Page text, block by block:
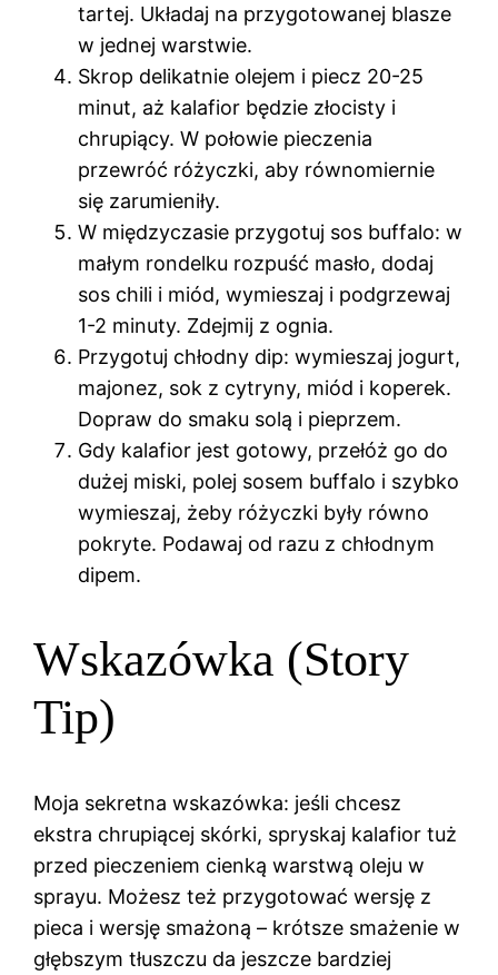
tartej. Układaj na przygotowanej blasze
w jednej warstwie.
Skrop delikatnie olejem i piecz 20-25
minut, aż kalafior będzie złocisty i
chrupiący. W połowie pieczenia
przewróć różyczki, aby równomiernie
się zarumieniły.
W międzyczasie przygotuj sos buffalo: w
małym rondelku rozpuść masło, dodaj
sos chili i miód, wymieszaj i podgrzewaj
1-2 minuty. Zdejmij z ognia.
Przygotuj chłodny dip: wymieszaj jogurt,
majonez, sok z cytryny, miód i koperek.
Dopraw do smaku solą i pieprzem.
Gdy kalafior jest gotowy, przełóż go do
dużej miski, polej sosem buffalo i szybko
wymieszaj, żeby różyczki były równo
pokryte. Podawaj od razu z chłodnym
dipem.
Wskazówka (Story
Tip)
Moja sekretna wskazówka: jeśli chcesz
ekstra chrupiącej skórki, spryskaj kalafior tuż
przed pieczeniem cienką warstwą oleju w
sprayu. Możesz też przygotować wersję z
pieca i wersję smażoną – krótsze smażenie w
głębszym tłuszczu da jeszcze bardziej